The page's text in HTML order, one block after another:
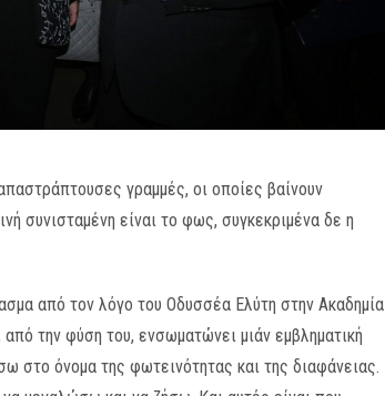
γραμμές, οι οποίες βαίνουν
συνισταμένη είναι το φως, συγκεκριμένα δε η
από τον λόγο του Οδυσσέα Ελύτη στην Ακαδημία
την φύση του, ενσωματώνει μιάν εμβληματική
στο όνομα της φωτεινότητας και της διαφάνειας.